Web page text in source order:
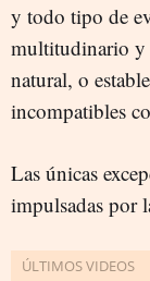
y todo tipo de
multitudinario y
natural, o
incompatibles
Las únicas
impulsadas por